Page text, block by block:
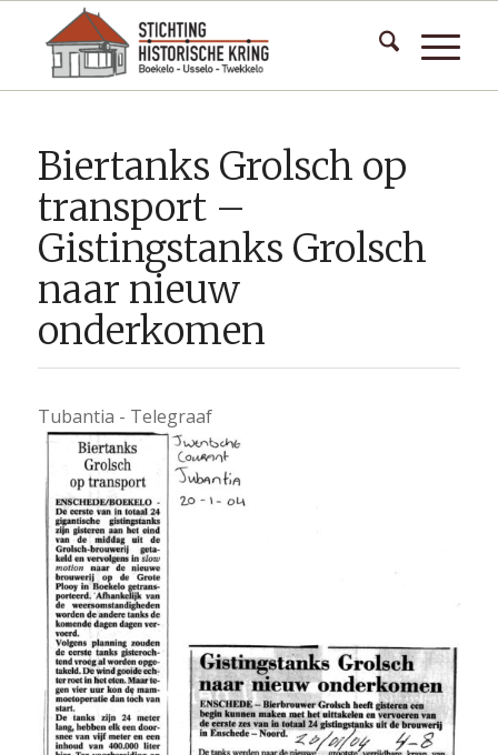
Biertanks Grolsch op
transport –
Gistingstanks Grolsch
naar nieuw
onderkomen
Tubantia - Telegraaf